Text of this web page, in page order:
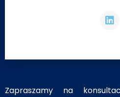
Zapraszamy na